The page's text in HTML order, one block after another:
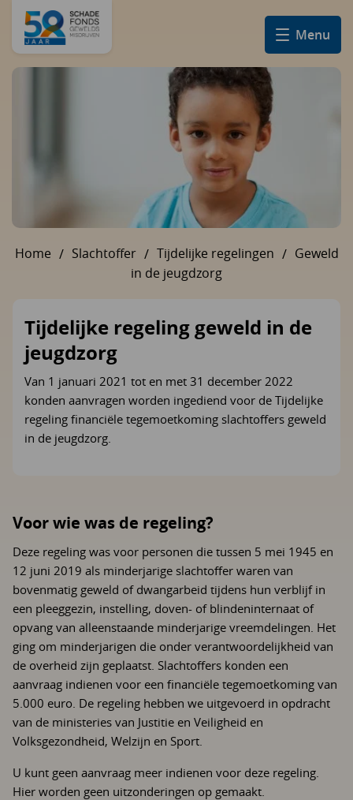
Menu
U bent hier:
Home Slachtoffer Tijdelijke regelingen
Geweld
in de jeugdzorg
Tijdelijke regeling geweld in de
jeugdzorg
Van 1 januari 2021 tot en met 31 december 2022
konden aanvragen worden ingediend voor de Tijdelijke
regeling financiële tegemoetkoming slachtoffers geweld
in de jeugdzorg.
Voor wie was de regeling?
Deze regeling was voor personen die tussen 5 mei 1945 en
12 juni 2019 als minderjarige slachtoffer waren van
bovenmatig geweld of dwangarbeid tijdens hun verblijf in
een pleeggezin, instelling, doven- of blindeninternaat of
opvang van alleenstaande minderjarige vreemdelingen. Het
ging om minderjarigen die onder verantwoordelijkheid van
de overheid zijn geplaatst. Slachtoffers konden een
aanvraag indienen voor een financiële tegemoetkoming van
5.000 euro. De regeling hebben we uitgevoerd in opdracht
van de ministeries van Justitie en Veiligheid en
Volksgezondheid, Welzijn en Sport.
U kunt geen aanvraag meer indienen voor deze regeling.
Hier worden geen uitzonderingen op gemaakt.